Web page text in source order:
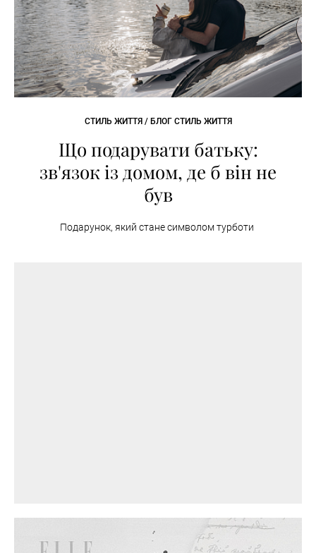
СТИЛЬ ЖИТТЯ / БЛОГ СТИЛЬ ЖИТТЯ
Що подарувати батьку:
зв'язок із домом, де б він не
був
Подарунок, який стане символом турботи